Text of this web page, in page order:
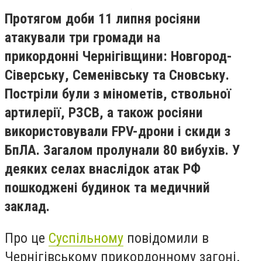
Протягом доби 11 липня росіяни
атакували три громади на
прикордонні Чернігівщини: Новгород-
Сіверську, Семенівську та Сновську.
Постріли були з мінометів, ствольної
артилерії, РЗСВ, а також росіяни
використовували FPV-дрони і скиди з
БпЛА. Загалом пролунали 80 вибухів. У
деяких селах внаслідок атак РФ
пошкоджені будинок та медичний
заклад.
Про це Суспільному повідомили в
Чернігівському прикордонному загоні.